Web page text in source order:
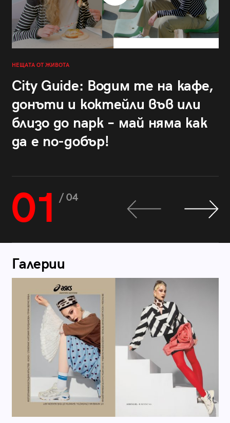
НЕЩАТА ОТ ЖИВОТА
City Guide: Водим те на кафе,
донъти и коктейли във или
близо до парк – май няма как
да е по-добър!
01 / 04
Галерии